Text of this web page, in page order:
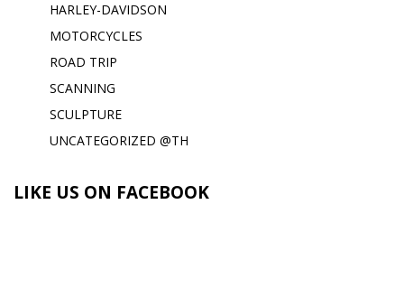
HARLEY-DAVIDSON
MOTORCYCLES
ROAD TRIP
SCANNING
SCULPTURE
UNCATEGORIZED @TH
LIKE US ON FACEBOOK